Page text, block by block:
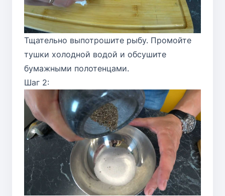
Тщательно выпотрошите рыбу. Промойте
тушки холодной водой и обсушите
бумажными полотенцами.
Шаг 2: